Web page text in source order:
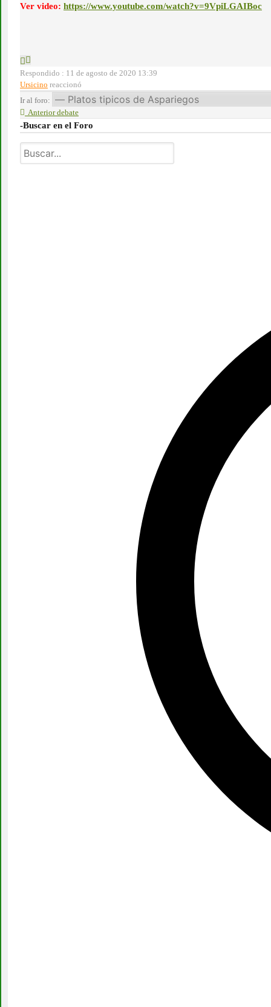
Ver video: https://www.youtube.com/watch?v=9VpiLGAIBoc
Respondido : 11 de agosto de 2020 13:39
Ursicino reaccionó
Ir al foro:
Anterior debate
-Buscar en el Foro